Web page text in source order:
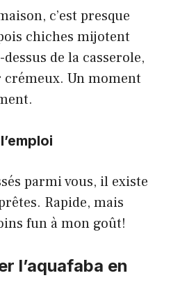
c’est presque
chiches mijotent
de la casserole,
Un moment
parmi vous, il existe
Rapide, mais
fun à mon goût!
l’aquafaba en